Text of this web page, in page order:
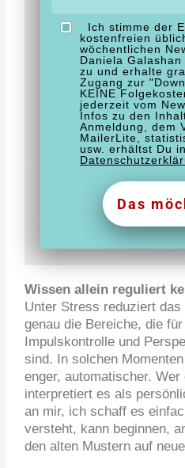
Ich stimme der
kostenfreien
wöchentlichen
Daniela
zu und erhalte
Zugang zur
KEINE
jederzeit vom
Infos zu den
Anmeldung, dem
MailerLite,
usw. erhältst Du
Das
Wissen allein reguliert
Unter Stress reduziert
genau die Bereiche, die
Impulskontrolle und
sind. In solchen
enger, automatischer.
interpretiert es als
an mir, ich schaff es
versteht, kann beginnen,
den alten Mustern auf